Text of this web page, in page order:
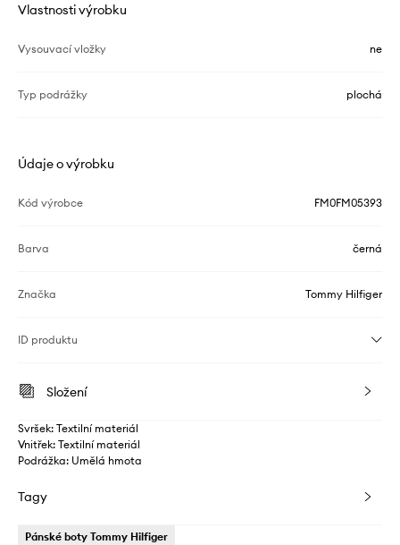
Vlastnosti výrobku
Vysouvací vložky ne
Typ podrážky plochá
Údaje o výrobku
Kód výrobce FM0FM05393
Barva černá
Značka Tommy Hilfiger
ID produktu
Složení
Svršek: Textilní materiál
Vnitřek: Textilní materiál
Podrážka: Umělá hmota
Tagy
Pánské boty Tommy Hilfiger